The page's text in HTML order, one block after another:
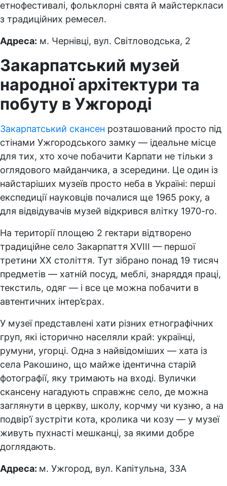
етнофестивалі, фольклорні свята й майстеркласи
з традиційних ремесел.
Адреса: м. Чернівці, вул. Світловодська, 2
Закарпатський музей
народної архітектури та
побуту в Ужгороді
Закарпатський скансен розташований просто під
стінами Ужгородського замку — ідеальне місце
для тих, хто хоче побачити Карпати не тільки з
оглядового майданчика, а зсередини. Це один із
найстаріших музеїв просто неба в Україні: перші
експедиції науковців почалися ще 1965 року, а
для відвідувачів музей відкрився влітку 1970-го.
На території площею 2 гектари відтворено
традиційне село Закарпаття XVIII — першої
третини XX століття. Тут зібрано понад 19 тисяч
предметів — хатній посуд, меблі, знаряддя праці,
текстиль, одяг — і все це можна побачити в
автентичних інтер’єрах.
У музеї представлені хати різних етнографічних
груп, які історично населяли край: українці,
румуни, угорці. Одна з найвідоміших — хата із
села Ракошино, що майже ідентична старій
фотографії, яку тримають на вході. Вулички
скансену нагадують справжнє село, де можна
заглянути в церкву, школу, корчму чи кузню, а на
подвір’ї зустріти кота, кролика чи козу — у музеї
живуть пухнасті мешканці, за якими добре
доглядають.
Адреса: м. Ужгород, вул. Капітульна, 33А